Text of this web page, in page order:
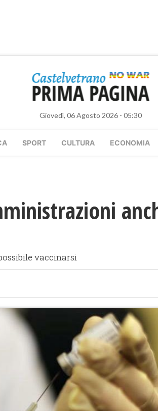
Giovedì, 06 Agosto 2026 - 05:30
SPORT CULTURA ECONOMIA
vaccinarsi